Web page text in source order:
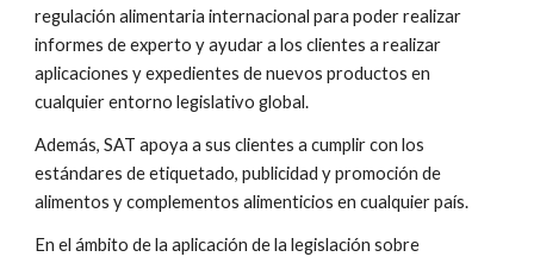
regulación alimentaria internacional para poder realizar
informes de experto y ayudar a los clientes a realizar
aplicaciones y expedientes de nuevos productos en
cualquier entorno legislativo global.
Además, SAT apoya a sus clientes a cumplir con los
estándares de etiquetado, publicidad y promoción de
alimentos y complementos alimenticios en cualquier país.
En el ámbito de la aplicación de la legislación sobre